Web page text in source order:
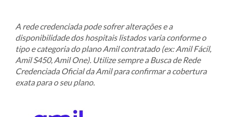
A rede credenciada pode sofrer alterações e a
disponibilidade dos hospitais listados varia conforme o
tipo e categoria do plano Amil contratado (ex: Amil Fácil,
Amil S450, Amil One). Utilize sempre a Busca de Rede
Credenciada Oficial da Amil para confirmar a cobertura
exata para o seu plano.